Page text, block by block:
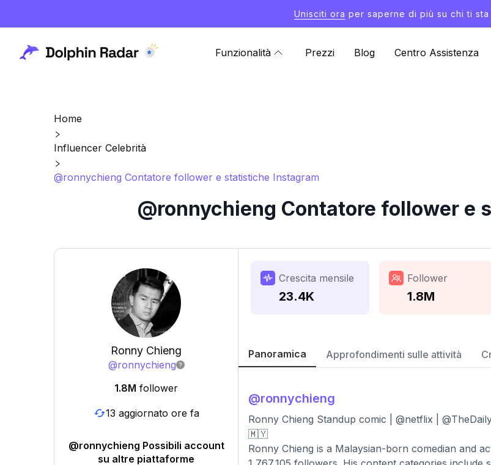
Unisciti ora per saperne di più su chi ti sta
Funzionalità Prezzi Blog Centro Assistenza
Home
Influencer Celebrità
@ronnychieng Contatore follower e statistiche Instagram
@ronnychieng Contatore follower e
Ronny Chieng
@ronnychieng
1.8M follower
13 aggiornato ore fa
@ronnychieng Possibili account
su altre piattaforme
Crescita mensile
23.4K
Follower
1.8M
Panoramica Approfondimenti sulle attività
@ronnychieng
Ronny Chieng Standup comic | @netflix |
🇲🇾
Ronny Chieng is a Malaysian-born comedian and